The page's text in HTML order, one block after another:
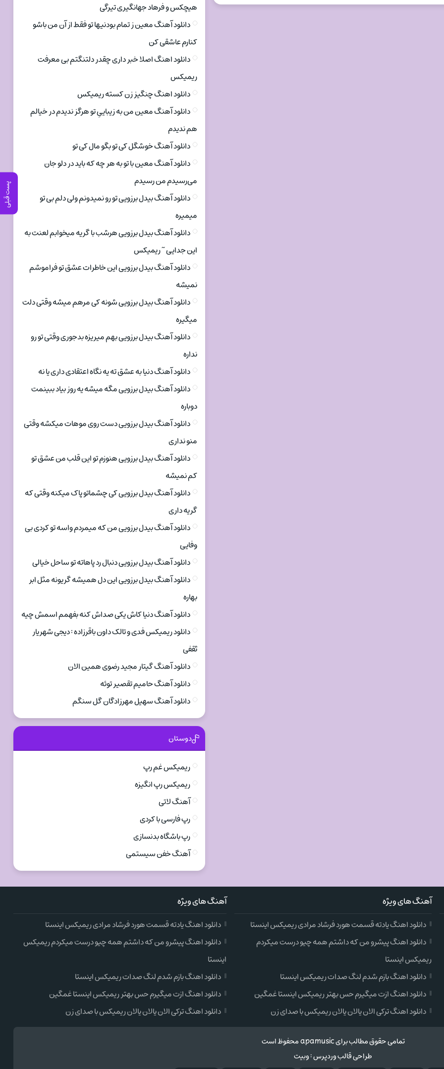
پست قبلی
هیچکس و فرهاد جهانگیری تیرگی
دانلود آهنگ معین ز تمام بودنیها تو فقط از آن من باشو
کنارم عاشقی کن
دانلود اهنگ اصلا خبر داری چقدر دلتنگتم بی معرفت
ریمیکس
دانلود اهنگ چنگیز زن کسته ریمیکس
دانلود آهنگ معین من به زیباییِ تو هرگز ندیدم در خیالم
هم ندیدم
دانلود آهنگ خوشگل کی تو بگو مال کی تو
دانلود آهنگ معین با تو به هر چه که باید در دلو جان
می‌رسیدم من رسیدم
دانلود آهنگ بیدل برزویی تو رو نمیدونم ولی دلم بی تو
میمیره
دانلود آهنگ بیدل برزویی هرشب با گریه میخوابم لعنت به
این جدایی ~ ریمیکس
دانلود آهنگ بیدل برزویی این خاطرات عشق تو فراموشم
نمیشه
دانلود آهنگ بیدل برزویی شونه کی مرهم میشه وقتی دلت
میگیره
دانلود آهنگ بیدل برزویی بهم میریزه بدجوری وقتی تو رو
نداره
دانلود آهنگ دنیا به عشق ته یه نگاه اعتقادی داری یا نه
دانلود آهنگ بیدل برزویی مگه میشه یه روز بیاد ببینمت
دوباره
دانلود آهنگ بیدل برزویی دست روی موهات میکشه وقتی
منو نداری
دانلود آهنگ بیدل برزویی هنوزم تو این قلب من عشق تو
کم نمیشه
دانلود آهنگ بیدل برزویی کی چشماتو پاک میکنه وقتی که
گریه داری
دانلود آهنگ بیدل برزویی من که میمردم واسه تو کردی بی
وفایی
دانلود آهنگ بیدل برزویی دنبال رد پاهاته تو ساحل خیالی
دانلود آهنگ بیدل برزویی این دل همیشه گریونه مثل ابر
بهاره
دانلود آهنگ دنیا کاش یکی صداش کنه بفهمم اسمش چیه
دانلود ریمیکس فدی و تالک داون باقرزاده : دیجی شهریار
ثقفی
دانلود آهنگ گیتار مجید رضوی همین الان
دانلود آهنگ حامیم تقصیر توئه
دانلود آهنگ سهیل مهرزادگان گل سنگم
دوستان
ریمیکس غم رپ
ریمیکس رپ انگیزه
آهنگ لاتی
رپ فارسی با کردی
رپ باشگاه بدنسازی
آهنگ خفن سیستمی
آهنگ های ویژه
دانلود اهنگ یادته قسمت هورد فرشاد مرادی ریمیکس اینستا
دانلود اهنگ پیشرو من که داشتم همه چیو درست میکردم
ریمیکس اینستا
دانلود اهنگ بازم شدم لنگ صدات ریمیکس اینستا
دانلود اهنگ ازت میگیرم حس بهتر ریمیکس اینستا غمگین
دانلود اهنگ ترکی الان یالان یالان ریمیکس با صدای زن
آهنگ های ویژه
دانلود اهنگ یادته قسمت هورد فرشاد مرادی ریمیکس اینستا
دانلود اهنگ پیشرو من که داشتم همه چیو درست میکردم ریمیکس
اینستا
دانلود اهنگ بازم شدم لنگ صدات ریمیکس اینستا
دانلود اهنگ ازت میگیرم حس بهتر ریمیکس اینستا غمگین
دانلود اهنگ ترکی الان یالان یالان ریمیکس با صدای زن
تمامی حقوق مطالب برای apamusic محفوظ است
طراحی قالب وردپرس:وبیت